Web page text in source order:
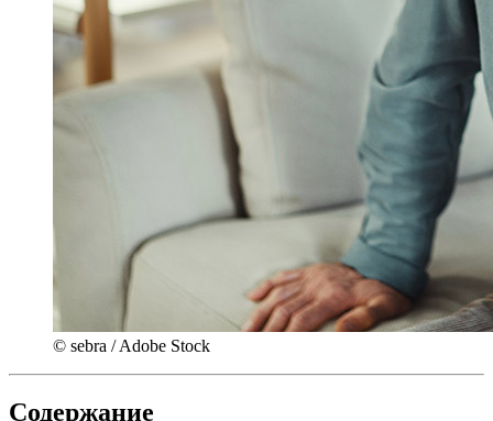
© sebra / Adobe Stock
Содержание